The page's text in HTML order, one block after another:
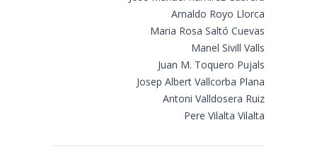
Arnaldo Royo Llorca
Maria Rosa Saltó Cuevas
Manel Sivill Valls
Juan M. Toquero Pujals
Josep Albert Vallcorba Plana
Antoni Valldosera Ruiz
Pere Vilalta Vilalta